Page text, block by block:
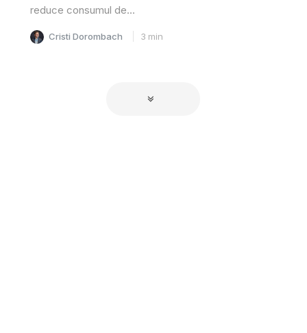
reduce consumul de...
Cristi Dorombach 3 min